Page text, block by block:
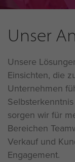
Unser
Unsere
Einsichten, die
Unternehmen
sorgen wir für
Bereichen
Verkauf und
Engagement.